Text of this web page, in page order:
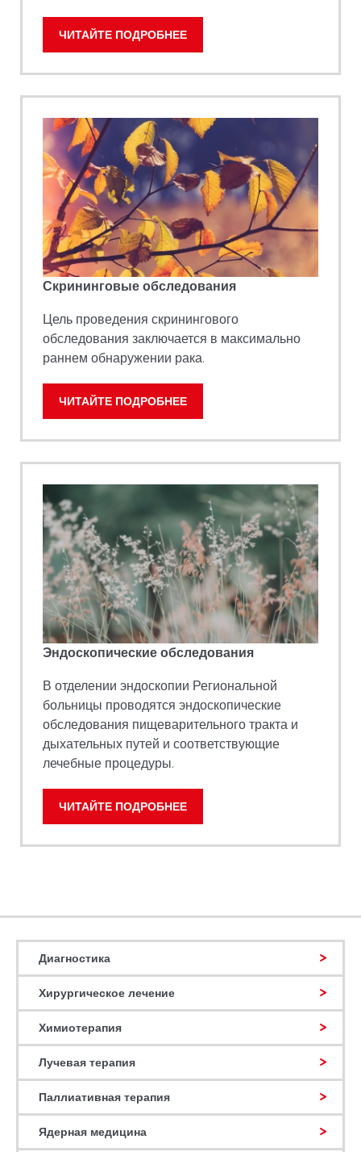
ЧИТАЙТЕ ПОДРОБНЕЕ
Скрининговые обследования
Цель проведения скринингового
обследования заключается в максимально
раннем обнаружении рака.
ЧИТАЙТЕ ПОДРОБНЕЕ
Эндоскопические обследования
В отделении эндоскопии Региональной
больницы проводятся эндоскопические
обследования пищеварительного тракта и
дыхательных путей и соответствующие
лечебные процедуры.
ЧИТАЙТЕ ПОДРОБНЕЕ
Диагностика
Хирургическое лечение
Химиотерапия
Лучевая терапия
Паллиативная терапия
Ядерная медицина